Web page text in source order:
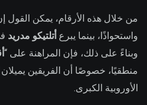
من خلال هذه الأرقام، يمكن القول
واستحواذًا، بينما يبرع أتلتيكو مدريد
وبناءً على ذلك، فإن المراهنة على “
منطقيًا، خصوصًا أن الفريقين
الأوروبية الكبرى.